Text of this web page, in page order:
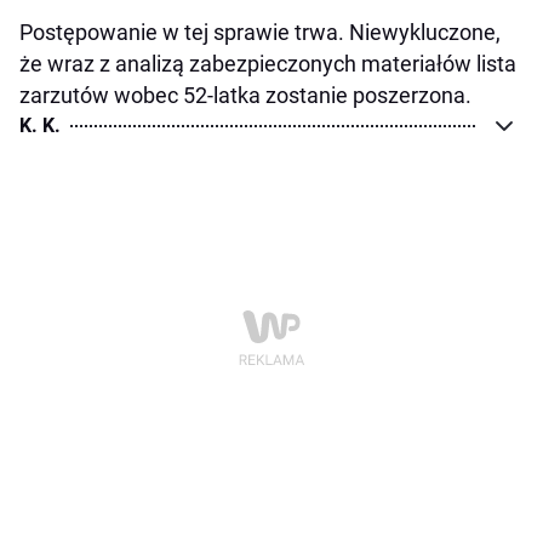
Postępowanie w tej sprawie trwa. Niewykluczone,
że wraz z analizą zabezpieczonych materiałów lista
zarzutów wobec 52-latka zostanie poszerzona.
K. K.